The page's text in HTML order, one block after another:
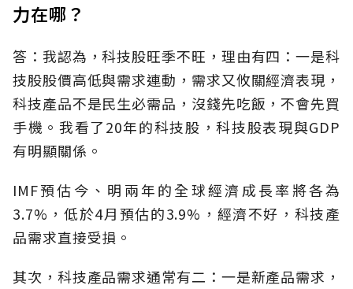
力在哪？
答：我認為，科技股旺季不旺，理由有四：一是科
技股股價高低與需求連動，需求又攸關經濟表現，
科技產品不是民生必需品，沒錢先吃飯，不會先買
手機。我看了20年的科技股，科技股表現與GDP
有明顯關係。
IMF預估今、明兩年的全球經濟成長率將各為
3.7%，低於4月預估的3.9%，經濟不好，科技產
品需求直接受損。
其次，科技產品需求通常有二：一是新產品需求，